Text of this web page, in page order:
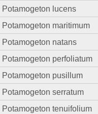
Potamogeton lucens
Potamogeton maritimum
Potamogeton natans
Potamogeton perfoliatum
Potamogeton pusillum
Potamogeton serratum
Potamogeton tenuifolium